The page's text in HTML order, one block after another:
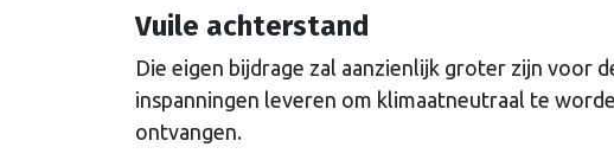
Vuile achterstand
Die eigen bijdrage zal aanzienlijk groter zijn voor
inspanningen leveren om klimaatneutraal te
ontvangen.